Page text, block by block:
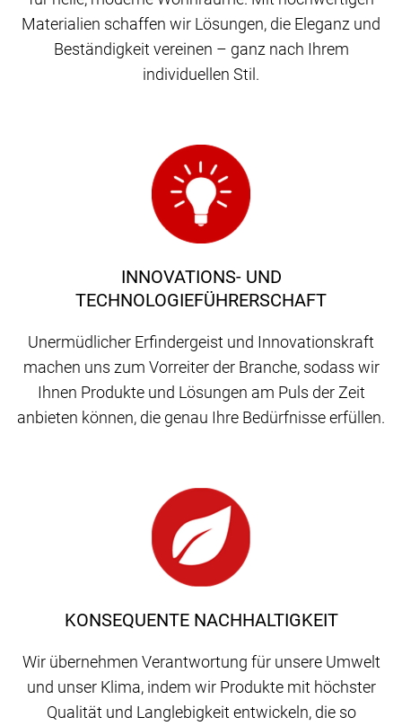
Materialien schaffen wir Lösungen, die Eleganz und
Beständigkeit vereinen – ganz nach Ihrem
individuellen Stil.
KONSEQUENTE NACHHALTIGKEIT
Wir übernehmen Verantwortung für unsere Umwelt
und unser Klima, indem wir Produkte mit höchster
Qualität und Langlebigkeit entwickeln, die so
INNOVATIONS- UND
TECHNOLOGIEFÜHRERSCHAFT
Unermüdlicher Erfindergeist und Innovationskraft
machen uns zum Vorreiter der Branche, sodass wir
Ihnen Produkte und Lösungen am Puls der Zeit
anbieten können, die genau Ihre Bedürfnisse erfüllen.